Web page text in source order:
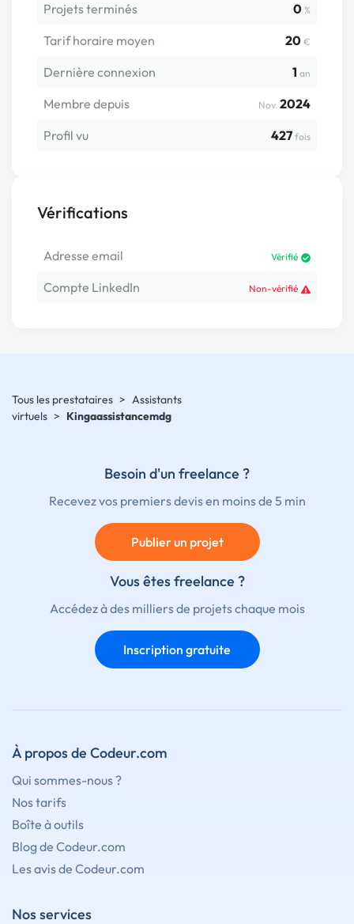
Projets terminés 0 %
Tarif horaire moyen 20 €
Dernière connexion 1 an
Membre depuis Nov. 2024
Profil vu
427 fois
Vérifications
Adresse email Vérifié
Compte LinkedIn Non-vérifié
Tous les prestataires > Assistants
virtuels > Kingaassistancemdg
Besoin d'un freelance ?
Recevez vos premiers devis en moins de 5 min
Publier un projet
Vous êtes freelance ?
Accédez à des milliers de projets chaque mois
Inscription gratuite
À propos de Codeur.com
Qui sommes-nous ?
Nos tarifs
Boîte à outils
Blog de Codeur.com
Les avis de Codeur.com
Nos services